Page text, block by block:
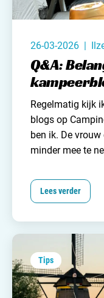
26-03-2026 |
Q&A:
Regelmatig kijk
blogs op
ben ik. De
minder mee te
omarmt. Die
maar wél blij
verzameld. Tijd
echte want
ik ging zeg maar
Met een boel
Lees verder
Tips